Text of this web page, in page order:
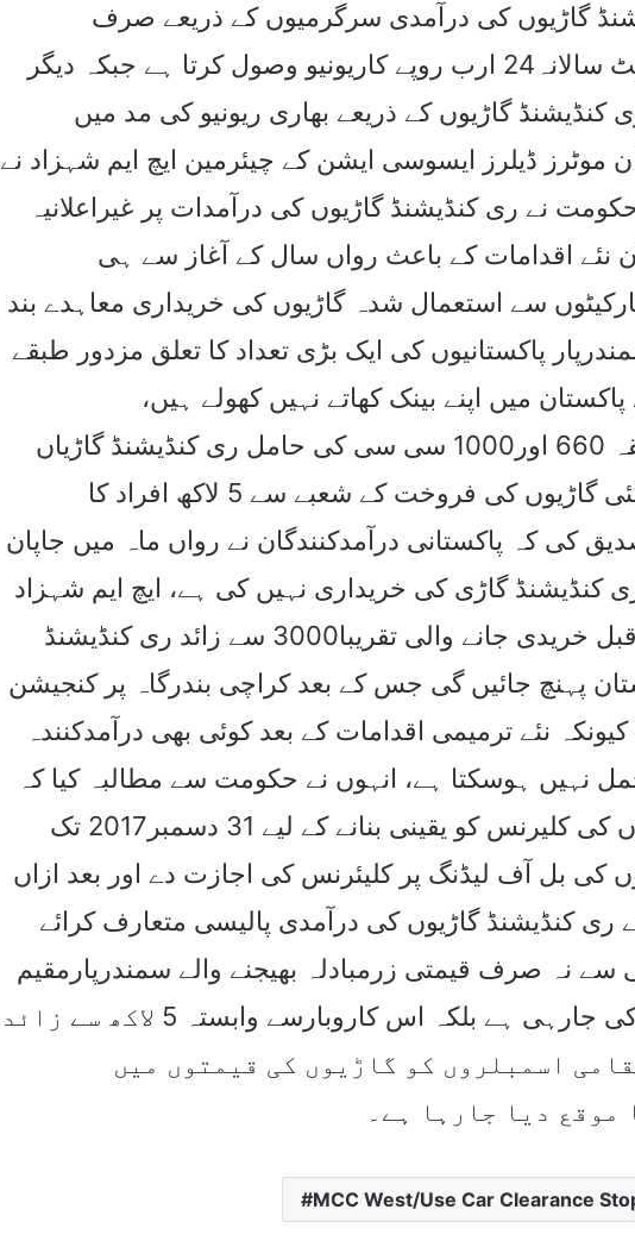
گاڑیوں کی درآمدی سرگرمیوں کے ذریعے صرف
کسٹمزاپریزمنٹ ویسٹ کلکٹریٹ سالانہ24 ارب روپے کاریونیو وصول کرتا ہے جبکہ دیگر
گاڑیوں کے ذریعے بھاری ریونیو کی مد میں
موٹرز ڈیلرز ایسوسی ایشن کے چیئرمین ایچ ایم شہزاد نے
نے ری کنڈیشنڈ گاڑیوں کی درآمدات پر غیراعلانیہ
نئے اقدامات کے باعث رواں سال کے آغاز سے ہی
سے استعمال شدہ گاڑیوں کی خریداری معاہدے بند
پاکستانیوں کی ایک بڑی تعداد کا تعلق مزدور طبقے
میں اپنے بینک کھاتے نہیں کھولے ہیں،
سمندرپارمقیم یہی مزدور طبقہ 660 اور1000 سی سی کی حامل ری کنڈیشنڈ گاڑیاں
برآمد کررہا ہے اوران بھیجی گئی گاڑیوں کی فروخت کے شعبے سے 5 لاکھ افراد کا
کی کہ پاکستانی درآمدکنندگان نے رواں ماہ میں جاپان
کنڈیشنڈ گاڑی کی خریداری نہیں کی ہے، ایچ ایم شہزاد
نے بتایا کہ مزکورہ ترامیم سے قبل خریدی جانے والی تقریبا3000 سے زائد ری کنڈیشنڈ
پہنچ جائیں گی جس کے بعد کراچی بندرگاہ پر کنجیشن
کیونکہ نئے ترمیمی اقدامات کے بعد کوئی بھی درآمدکنندہ
نہیں ہوسکتا ہے، انہوں نے حکومت سے مطالبہ کیا کہ
وہ بندرگاہ پر رکی ہوئی گاڑیوں کی کلیرنس کو یقینی بنانے کے لیے 31 دسمبر2017 تک
کی بل آف لیڈنگ پر کلیئرنس کی اجازت دے اور بعد ازاں
کنڈیشنڈ گاڑیوں کی درآمدی پالیسی متعارف کرائے
سے نہ صرف قیمتی زرمبادلہ بھیجنے والے سمندرپارمقیم
پاکستانیوں کے ساتھ ناانصافی کی جارہی ہے بلکہ اس کاروبارسے وابستہ 5 لاکھ سے زائد
اسمبلروں کو گاڑیوں کی قیمتوں میں
موقع دیا جارہا ہے۔
MCC West/Use Car Clearance